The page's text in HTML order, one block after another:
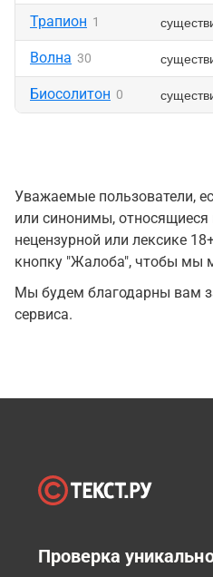
Трапион 1
Волна 30
Биосолитон 0
Уважаемые пользователи,
или синонимы, относящиеся
нецензурной или лексике
кнопку "Жалоба", чтобы мы
Мы будем благодарны вам
сервиса.
Проверка